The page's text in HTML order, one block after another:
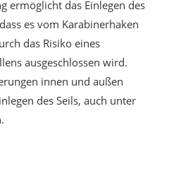
ermöglicht das Einlegen des
es vom Karabinerhaken
das Risiko eines
ausgeschlossen wird.
innen und außen
des Seils, auch unter